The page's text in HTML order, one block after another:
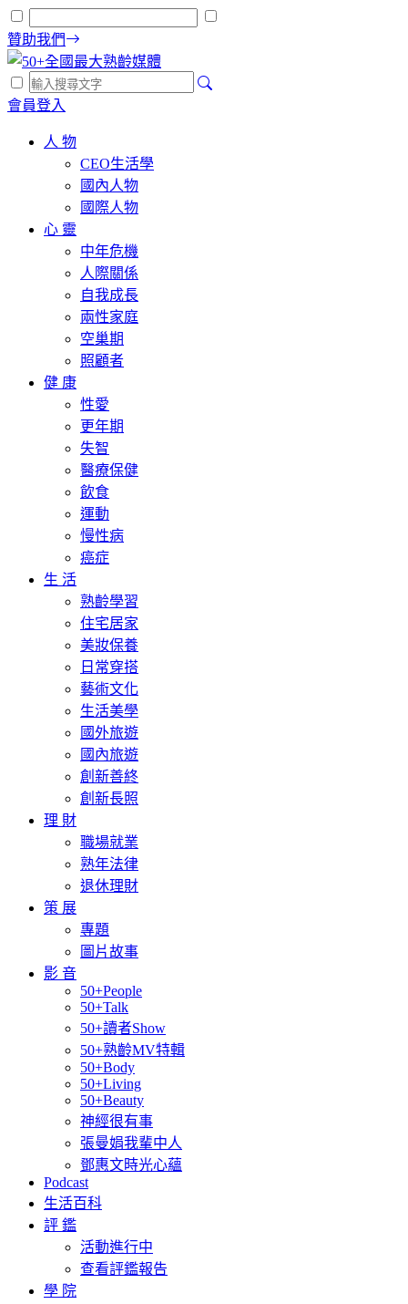
贊助我們
會員登入
人 物
CEO生活學
國內人物
國際人物
心 靈
中年危機
人際關係
自我成長
兩性家庭
空巢期
照顧者
健 康
性愛
更年期
失智
醫療保健
飲食
運動
慢性病
癌症
生 活
熟齡學習
住宅居家
美妝保養
日常穿搭
藝術文化
生活美學
國外旅遊
國內旅遊
創新善終
創新長照
理 財
職場就業
熟年法律
退休理財
策 展
專題
圖片故事
影 音
50+People
50+Talk
50+讀者Show
50+熟齡MV特輯
50+Body
50+Living
50+Beauty
神經很有事
張曼娟我輩中人
鄧惠文時光心蘊
Podcast
生活百科
評 鑑
活動進行中
查看評鑑報告
學 院